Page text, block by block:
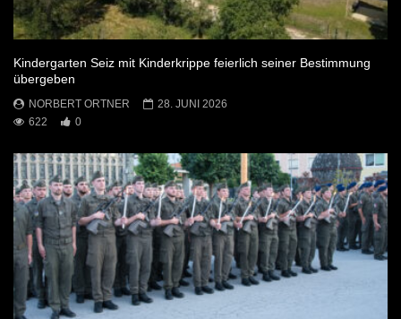
Kindergarten Seiz mit Kinderkrippe feierlich seiner Bestimmung
übergeben
NORBERT ORTNER
28. JUNI 2026
622
0